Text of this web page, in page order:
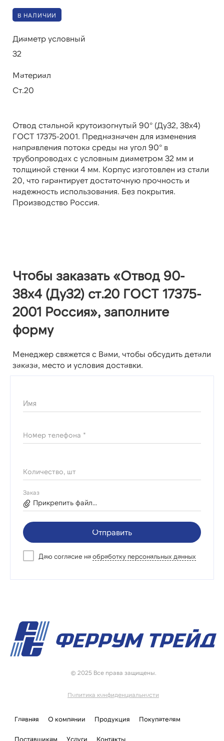
В НАЛИЧИИ
Диаметр условный
32
Материал
Ст.20
Отвод стальной крутоизогнутый 90° (Ду32, 38х4)
ГОСТ 17375-2001. Предназначен для изменения
направления потока среды на угол 90° в
трубопроводах с условным диаметром 32 мм и
толщиной стенки 4 мм. Корпус изготовлен из стали
20, что гарантирует достаточную прочность и
надежность использования. Без покрытия.
Производство Россия.
Чтобы заказать «Отвод 90-
38х4 (Ду32) ст.20 ГОСТ 17375-
2001 Россия», заполните
форму
Менеджер свяжется с Вами, чтобы обсудить детали
заказа, место и условия доставки.
Имя
Номер телефона *
Количество, шт
Заказ
Прикрепить файл...
Отправить
Даю согласие на обработку персональных данных
© 2025 Все права защищены.
Политика конфиденциальности
Главная О компании Продукция Покупателям
Поставщикам Услуги Контакты